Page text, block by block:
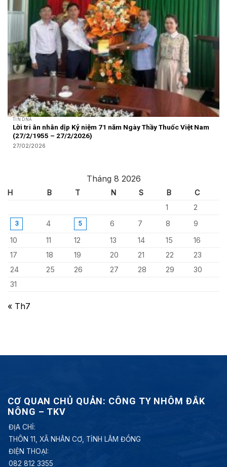
TIN DNA
Lời tri ân nhân dịp Kỷ niệm 71 năm Ngày Thầy Thuốc Việt Nam
(27/2/1955 – 27/2/2026)
27/02/2026
Tháng 8 2026
H B T N S B
C
1
2
3 4 5 6 7 8
9
10
11 12 13 14 15
16
17
18 19 20 21 22
23
24
25 26 27 28 29
30
31
« Th7
CƠ QUAN CHỦ QUẢN: CÔNG TY NHÔM ĐẮK
NÔNG – TKV
ĐỊA CHỈ:
THÔN 11, XÃ NHÂN CƠ, TỈNH LÂM ĐỒNG
ĐIỆN THOẠI:
082 812 3355